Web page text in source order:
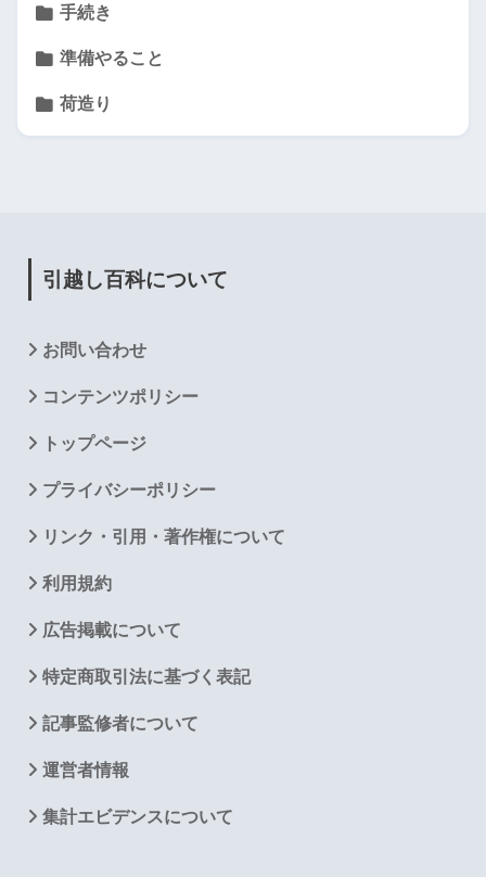
手続き
準備やること
荷造り
引越し百科について
お問い合わせ
コンテンツポリシー
トップページ
プライバシーポリシー
リンク・引用・著作権について
利用規約
広告掲載について
特定商取引法に基づく表記
記事監修者について
運営者情報
集計エビデンスについて